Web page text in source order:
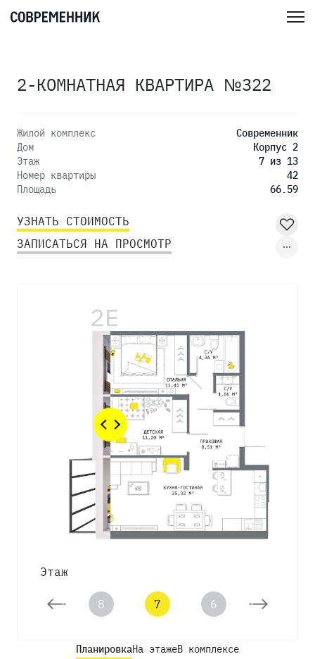
2-КОМНАТНАЯ КВАРТИРА №322
Жилой комплекс
Современник
Дом
Корпус 2
Этаж
7 из 13
Номер квартиры
42
Площадь
66.59
УЗНАТЬ СТОИМОСТЬ
ЗАПИСАТЬСЯ НА ПРОСМОТР
Этаж
9 8 7 6 5
ПланировкаНа этажеВ комплексе